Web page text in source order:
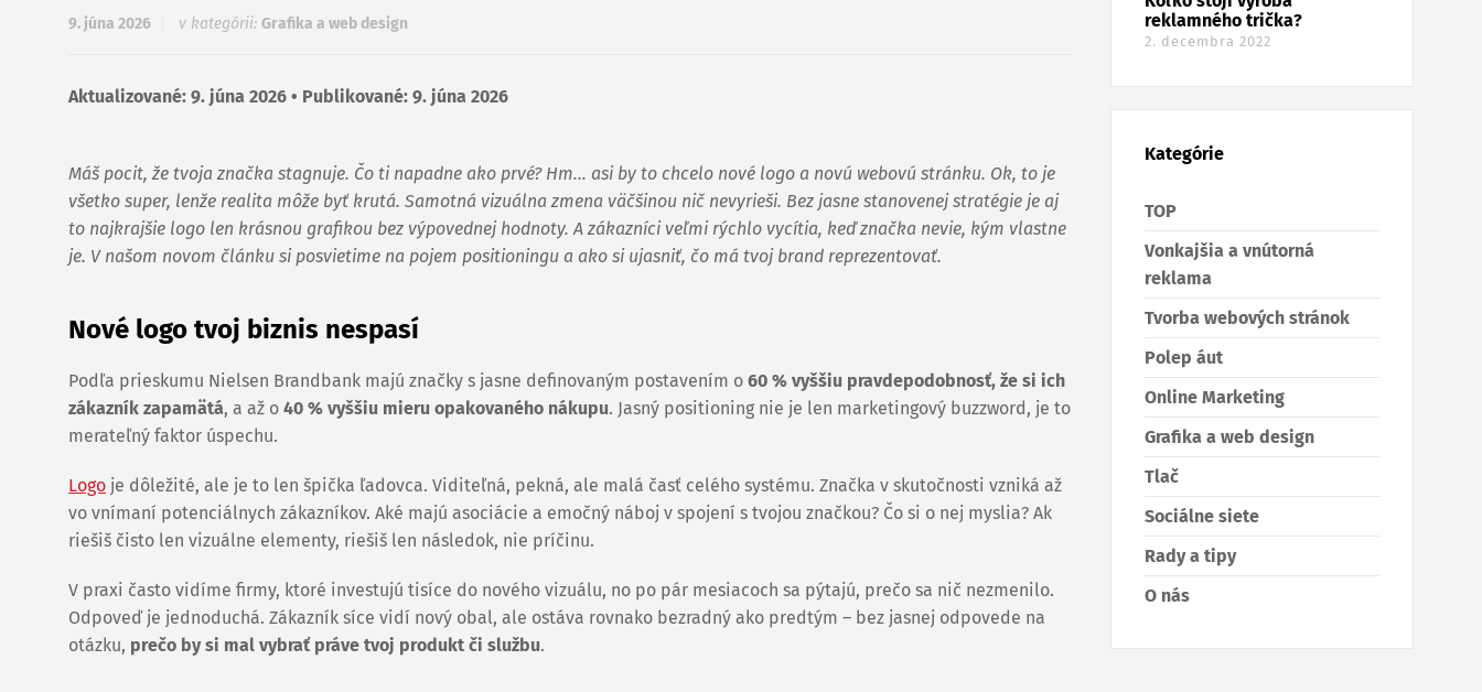
9. júna 2026 v kategórii: Grafika a web design
Aktualizované: 9. júna 2026 • Publikované: 9. júna 2026
Máš pocit, že tvoja značka stagnuje. Čo ti napadne ako prvé? Hm… asi by to chcelo nové logo a novú webovú stránku. Ok, to je
všetko super, lenže realita môže byť krutá. Samotná vizuálna zmena väčšinou nič nevyrieši. Bez jasne stanovenej stratégie je aj
to najkrajšie logo len krásnou grafikou bez výpovednej hodnoty. A zákazníci veľmi rýchlo vycítia, keď značka nevie, kým vlastne
je. V našom novom článku si posvietime na pojem positioningu a ako si ujasniť, čo má tvoj brand reprezentovať.
Nové logo tvoj biznis nespasí
Podľa prieskumu Nielsen Brandbank majú značky s jasne definovaným postavením o 60 % vyššiu pravdepodobnosť, že si ich
zákazník zapamätá, a až o 40 % vyššiu mieru opakovaného nákupu. Jasný positioning nie je len marketingový buzzword, je to
merateľný faktor úspechu.
Logo je dôležité, ale je to len špička ľadovca. Viditeľná, pekná, ale malá časť celého systému. Značka v skutočnosti vzniká až
vo vnímaní potenciálnych zákazníkov. Aké majú asociácie a emočný náboj v spojení s tvojou značkou? Čo si o nej myslia? Ak
riešiš čisto len vizuálne elementy, riešiš len následok, nie príčinu.
V praxi často vidíme firmy, ktoré investujú tisíce do nového vizuálu, no po pár mesiacoch sa pýtajú, prečo sa nič nezmenilo.
Odpoveď je jednoduchá. Zákazník síce vidí nový obal, ale ostáva rovnako bezradný ako predtým – bez jasnej odpovede na
otázku, prečo by si mal vybrať práve tvoj produkt či službu.
reklamného trička?
2. decembra 2022
Kategórie
TOP
Vonkajšia a vnútorná
reklama
Tvorba webových stránok
Polep áut
Online Marketing
Grafika a web design
Tlač
Sociálne siete
Rady a tipy
O nás